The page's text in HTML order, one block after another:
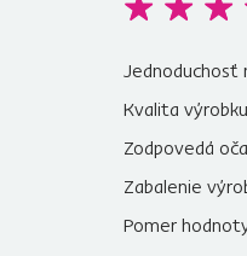
Jednoduchosť
Kvalita výrobku
Zodpovedá
Zabalenie
Pomer